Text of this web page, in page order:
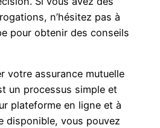
n’hésitez pas à
pour obtenir des conseils
votre assurance mutuelle
un processus simple et
plateforme en ligne et à
disponible, vous pouvez